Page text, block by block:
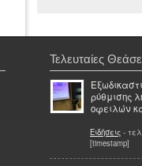
Τελευταίες
ρύθμισης
οφειλών
Ειδήσεις -
[timestamp]